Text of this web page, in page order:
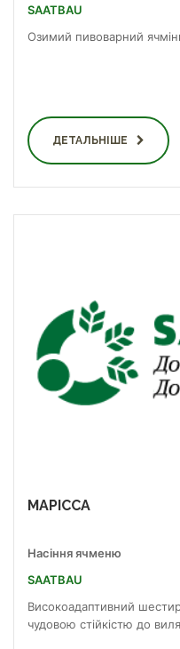
SAATBAU
Озимий пивоварний ячмінь
ДЕТАЛЬНІШЕ
МАРІССА
Насіння ячменю
SAATBAU
Високоадаптивний
чудовою стійкістю до